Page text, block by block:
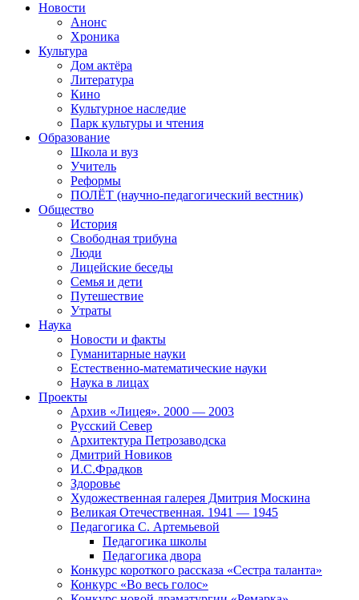
Новости
Анонс
Хроника
Культура
Дом актёра
Литература
Кино
Культурное наследие
Парк культуры и чтения
Образование
Школа и вуз
Учитель
Реформы
ПОЛЁТ (научно-педагогический вестник)
Общество
История
Свободная трибуна
Люди
Лицейские беседы
Семья и дети
Путешествие
Утраты
Наука
Новости и факты
Гуманитарные науки
Естественно-математические науки
Наука в лицах
Проекты
Архив «Лицея». 2000 — 2003
Русский Север
Архитектура Петрозаводска
Дмитрий Новиков
И.С.Фрадков
Здоровье
Художественная галерея Дмитрия Москина
Великая Отечественная. 1941 — 1945
Педагогика С. Артемьевой
Педагогика школы
Педагогика двора
Конкурс короткого рассказа «Сестра таланта»
Конкурс «Во весь голос»